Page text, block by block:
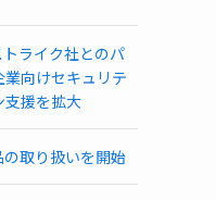
ライク社とのパ
向けセキュリテ
支援を拡大
取り扱いを開始